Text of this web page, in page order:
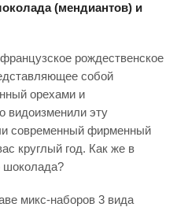
(мендиантов) и
рождественское
собой
орехами и
видоизменили эту
современный фирменный
круглый год. Как же в
шоколада?
микс-наборов 3 вида